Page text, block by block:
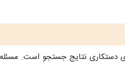
دستکاری نتایج جستجو است.